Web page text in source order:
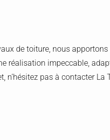
de toiture, nous
réalisation impeccable,
pas à contacter La